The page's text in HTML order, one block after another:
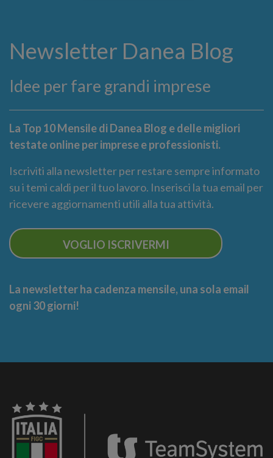
Newsletter Danea Blog
Idee per fare grandi imprese
La Top 10 Mensile di Danea Blog e delle migliori
testate online per imprese e professionisti.
Iscriviti alla newsletter per restare sempre informato
su i temi caldi per il tuo lavoro. Inserisci la tua email per
ricevere aggiornamenti utili alla tua attività.
VOGLIO ISCRIVERMI
La newsletter ha cadenza mensile, una sola email
ogni 30 giorni!